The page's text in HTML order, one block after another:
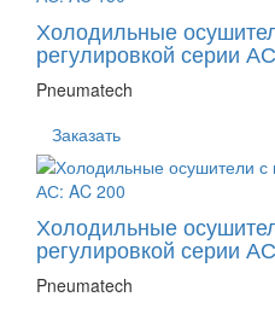
Холодильные
регулировкой серии
Pneumatech
Заказать
Холодильные
регулировкой серии
Pneumatech